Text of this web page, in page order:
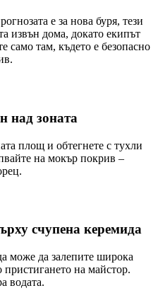
е за нова буря, тези
извън дома, докато екипът
само там, където е безопасно
над зоната
площ и обтегнете с тухли
на мокър покрив –
счупена керемида
може да залепите широка
на майстор.
водата.